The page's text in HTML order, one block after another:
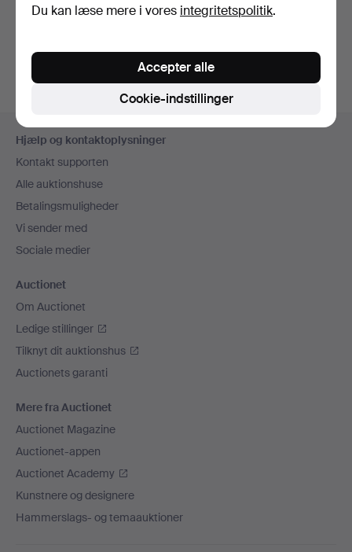
Hvordan bliver jeg kunde hos Auctionet.com?
Sidefodsnavigation
Hjælp og kontaktoplysninger
Kontakt supporten
Alle auktionshuse
Betalingsmuligheder
Vi sender med
Sociale medier
Auctionet
Om Auctionet
Ledige stillinger
Tilknyt dit auktionshus
Auctionets garanti
Mere fra Auctionet
Auctionet Magazine
Auctionet-appen
Auctionet Academy
Kunstnere og designere
Hammerslags- og temaauktioner
Du kan læse mere i vores integritetspolitik.
Cookie-indstillinger
Accepter alle